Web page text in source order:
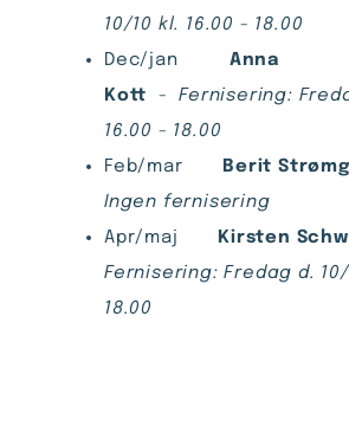
10/10 kl. 16.00 - 18.00
Dec/jan
Anna
Kott -Fernisering:
16.00 - 18.00
Feb/mar
Berit
Ingen fernisering
Apr/maj
Kirsten
Fernisering: Fredag d.
18.00